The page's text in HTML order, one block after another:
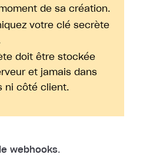
de sa création.
votre clé secrète
doit être stockée
et jamais dans
ni côté client.
webhooks.